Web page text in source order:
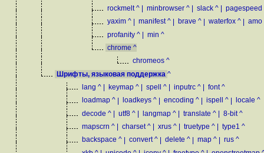
rockmelt ^ | minbrowser ^ | slack ^ | pagespeed
yaxim ^ | manifest ^ | brave ^ | waterfox ^ | amo
profanity ^ | min ^
chrome ^
chromeos ^
Шрифты, языковая поддержка ^
lang ^ keymap ^ spell ^ inputrc ^ font ^
loadmap ^ | loadkeys ^ | encoding ^ | ispell ^ | locale ^
decode ^ | utf8 ^ | langmap ^ | translate ^ | 8-bit ^
mapscrn ^ charset ^ xrus ^ truetype ^ type1 ^
backspace ^ | convert ^ | delete ^ | map ^ | rus ^